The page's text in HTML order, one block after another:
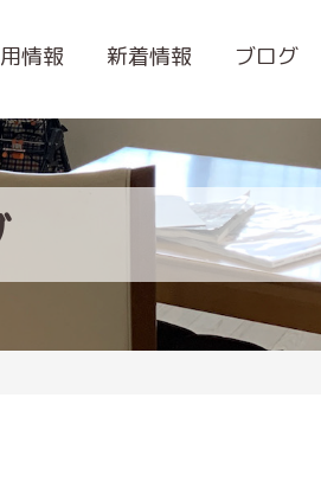
情報 新着情報 ブログ